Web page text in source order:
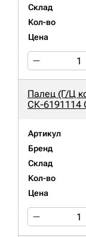
Склад
Кол-во
Цена
Палец (Г/Ц
СК-6191114
Артикул
Бренд
Склад
Кол-во
Цена